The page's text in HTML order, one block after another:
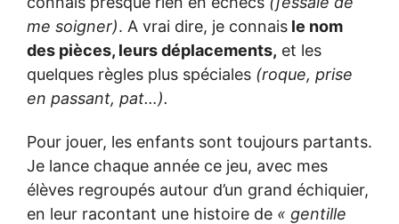
me soigner). A vrai dire, je connais le nom
des pièces, leurs déplacements, et les
quelques règles plus spéciales (roque, prise
en passant, pat…).
Pour jouer, les enfants sont toujours partants.
Je lance chaque année ce jeu, avec mes
élèves regroupés autour d’un grand échiquier,
en leur racontant une histoire de « gentille